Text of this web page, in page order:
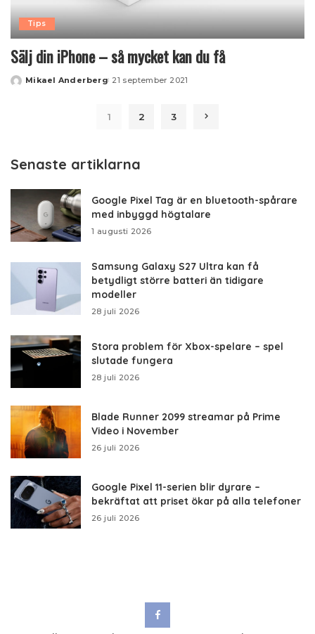
Tips
Sälj din iPhone – så mycket kan du få
Posted
Mikael Anderberg 21 september 2021
1 2 3
Senaste artiklarna
Google Pixel Tag är en bluetooth-spårare
med inbyggd högtalare
1 augusti 2026
Samsung Galaxy S27 Ultra kan få
betydligt större batteri än tidigare
modeller
28 juli 2026
Stora problem för Xbox-spelare – spel
slutade fungera
28 juli 2026
Blade Runner 2099 streamar på Prime
Video i November
26 juli 2026
Google Pixel 11-serien blir dyrare –
bekräftat att priset ökar på alla telefoner
26 juli 2026